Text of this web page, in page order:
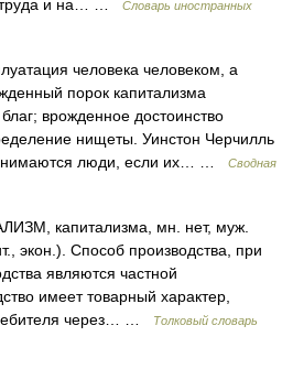
труда и на… …
Словарь иностранных
человека человеком, а
порок капитализма
врожденное достоинство
нищеты. Уинстон Черчилль
люди, если их… …
Сводная
капитализма, мн. нет, муж.
экон.). Способ производства, при
являются частной
имеет товарный характер,
через… …
Толковый словарь